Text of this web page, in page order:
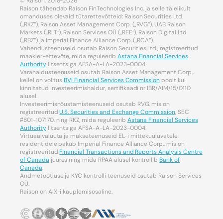
Raison tähendab Raison FinTechnologies Inc. ja selle täielikult
omanduses olevaid tütarettevõtteid: Raison Securities Ltd.
(„RKZ“), Raison Asset Management Corp. („RVG“), UAB Raison
Markets („RLT“), Raison Services OÜ („REE“), Raison Digital Ltd
(„RBZ“) ja Imperial Finance Alliance Corp. („RCA“).
Vahendusteenuseid osutab Raison Securities Ltd., registreeritud
maakler-ettevõte, mida reguleerib Astana Financial Services
Authoritylitsentsiga AFSA-A-LA-2023-0004.
Varahaldusteenuseid osutab Raison Asset Management Corp.,
kellel on volitusBVI Financial Services Commission poolt kui
kinnitatud investeerimishaldur, sertifikaadi nr IBR/AIM/15/0110
alusel.
Investeerimisnõustamisteenuseid osutab RVG, mis on
registreeritudU.S. Securities and Exchange Commission, SEC
#801-107170, ning RKZ, mida reguleerib Astana Financial Services
Authoritylitsentsiga AFSA-A-LA-2023-0004.
Virtuaalvaluuta ja makseteenuseid EL-i mittekuuluvatele
residentidele pakub Imperial Finance Alliance Corp., mis on
registreeritudFinancial Transactions and Reports Analysis Centre
of Canada juures ning mida RPAA alusel kontrollibBank of
Canada.
Andmetöötluse ja KYC kontrolli teenuseid osutab Raison Services
OÜ.
Raison on AIX-i kauplemisosaline.